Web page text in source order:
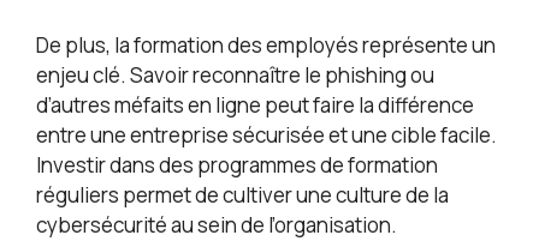
De plus, la formation des employés représente un
enjeu clé. Savoir reconnaître le phishing ou
d’autres méfaits en ligne peut faire la différence
entre une entreprise sécurisée et une cible facile.
Investir dans des programmes de formation
réguliers permet de cultiver une culture de la
cybersécurité au sein de l’organisation.